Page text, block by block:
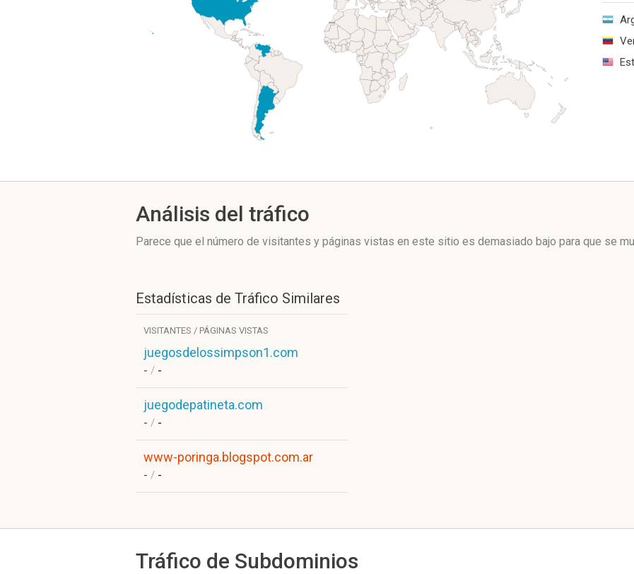
Análisis del tráfico
Parece que el número de visitantes y páginas vistas en este sitio es demasiado bajo para que se
Estadísticas de Tráfico Similares
VISITANTES / PÁGINAS VISTAS
juegosdelossimpson1.com
- / -
juegodepatineta.com
- / -
www-poringa.blogspot.com.ar
- / -
Tráfico de Subdominios